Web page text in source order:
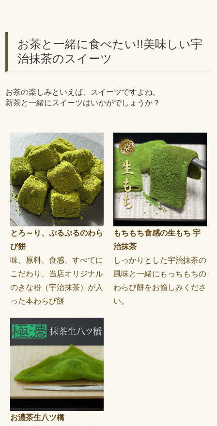
お茶と一緒に食べたい!!美味しい宇
治抹茶のスイーツ
お茶の楽しみといえば、スイーツですよね。
新茶と一緒にスイーツはいかがでしょうか？
とろ～り、ぷるぷるのわら
び餅
味、原料、食感、すべてに
こだわり、当店オリジナル
のきな粉（宇治抹茶）が入
った本わらび餅
もちもち食感の生もち 宇
治抹茶
しっかりとした宇治抹茶の
風味と一緒にもっちもちの
わらび餅をお愉しみくださ
い。
お濃茶生八ツ橋